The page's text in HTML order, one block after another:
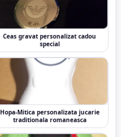
Ceas gravat personalizat cadou
special
Hopa-Mitica personalizata jucarie
traditionala romaneasca